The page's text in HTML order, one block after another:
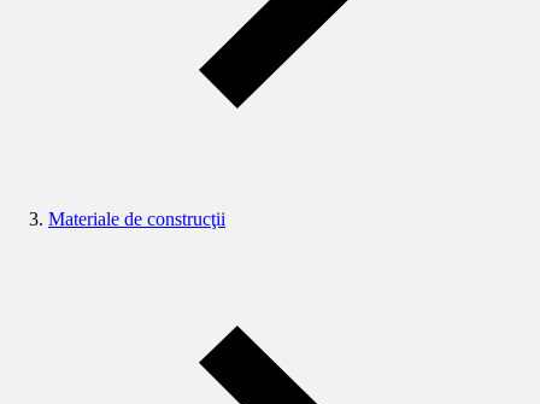
Materiale de construcţii